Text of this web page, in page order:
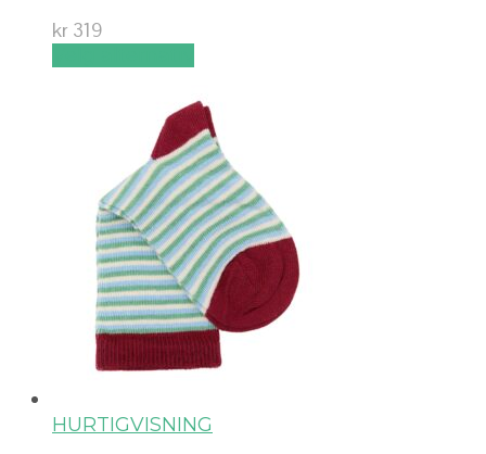
kr 319
HURTIGVISNING